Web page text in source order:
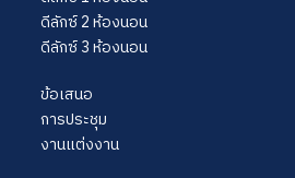
ดีลักซ์ 2 ห้องนอน
ดีลักซ์ 3 ห้องนอน
ข้อเสนอ
การประชุม
งานแต่งงาน